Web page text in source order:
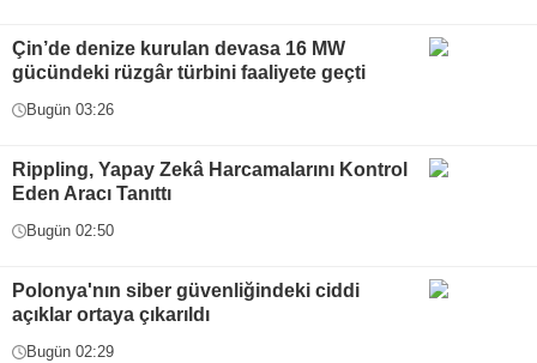
Çin’de denize kurulan devasa 16 MW
gücündeki rüzgâr türbini faaliyete geçti
Bugün 03:26
Rippling, Yapay Zekâ Harcamalarını Kontrol
Eden Aracı Tanıttı
Bugün 02:50
Polonya'nın siber güvenliğindeki ciddi
açıklar ortaya çıkarıldı
Bugün 02:29